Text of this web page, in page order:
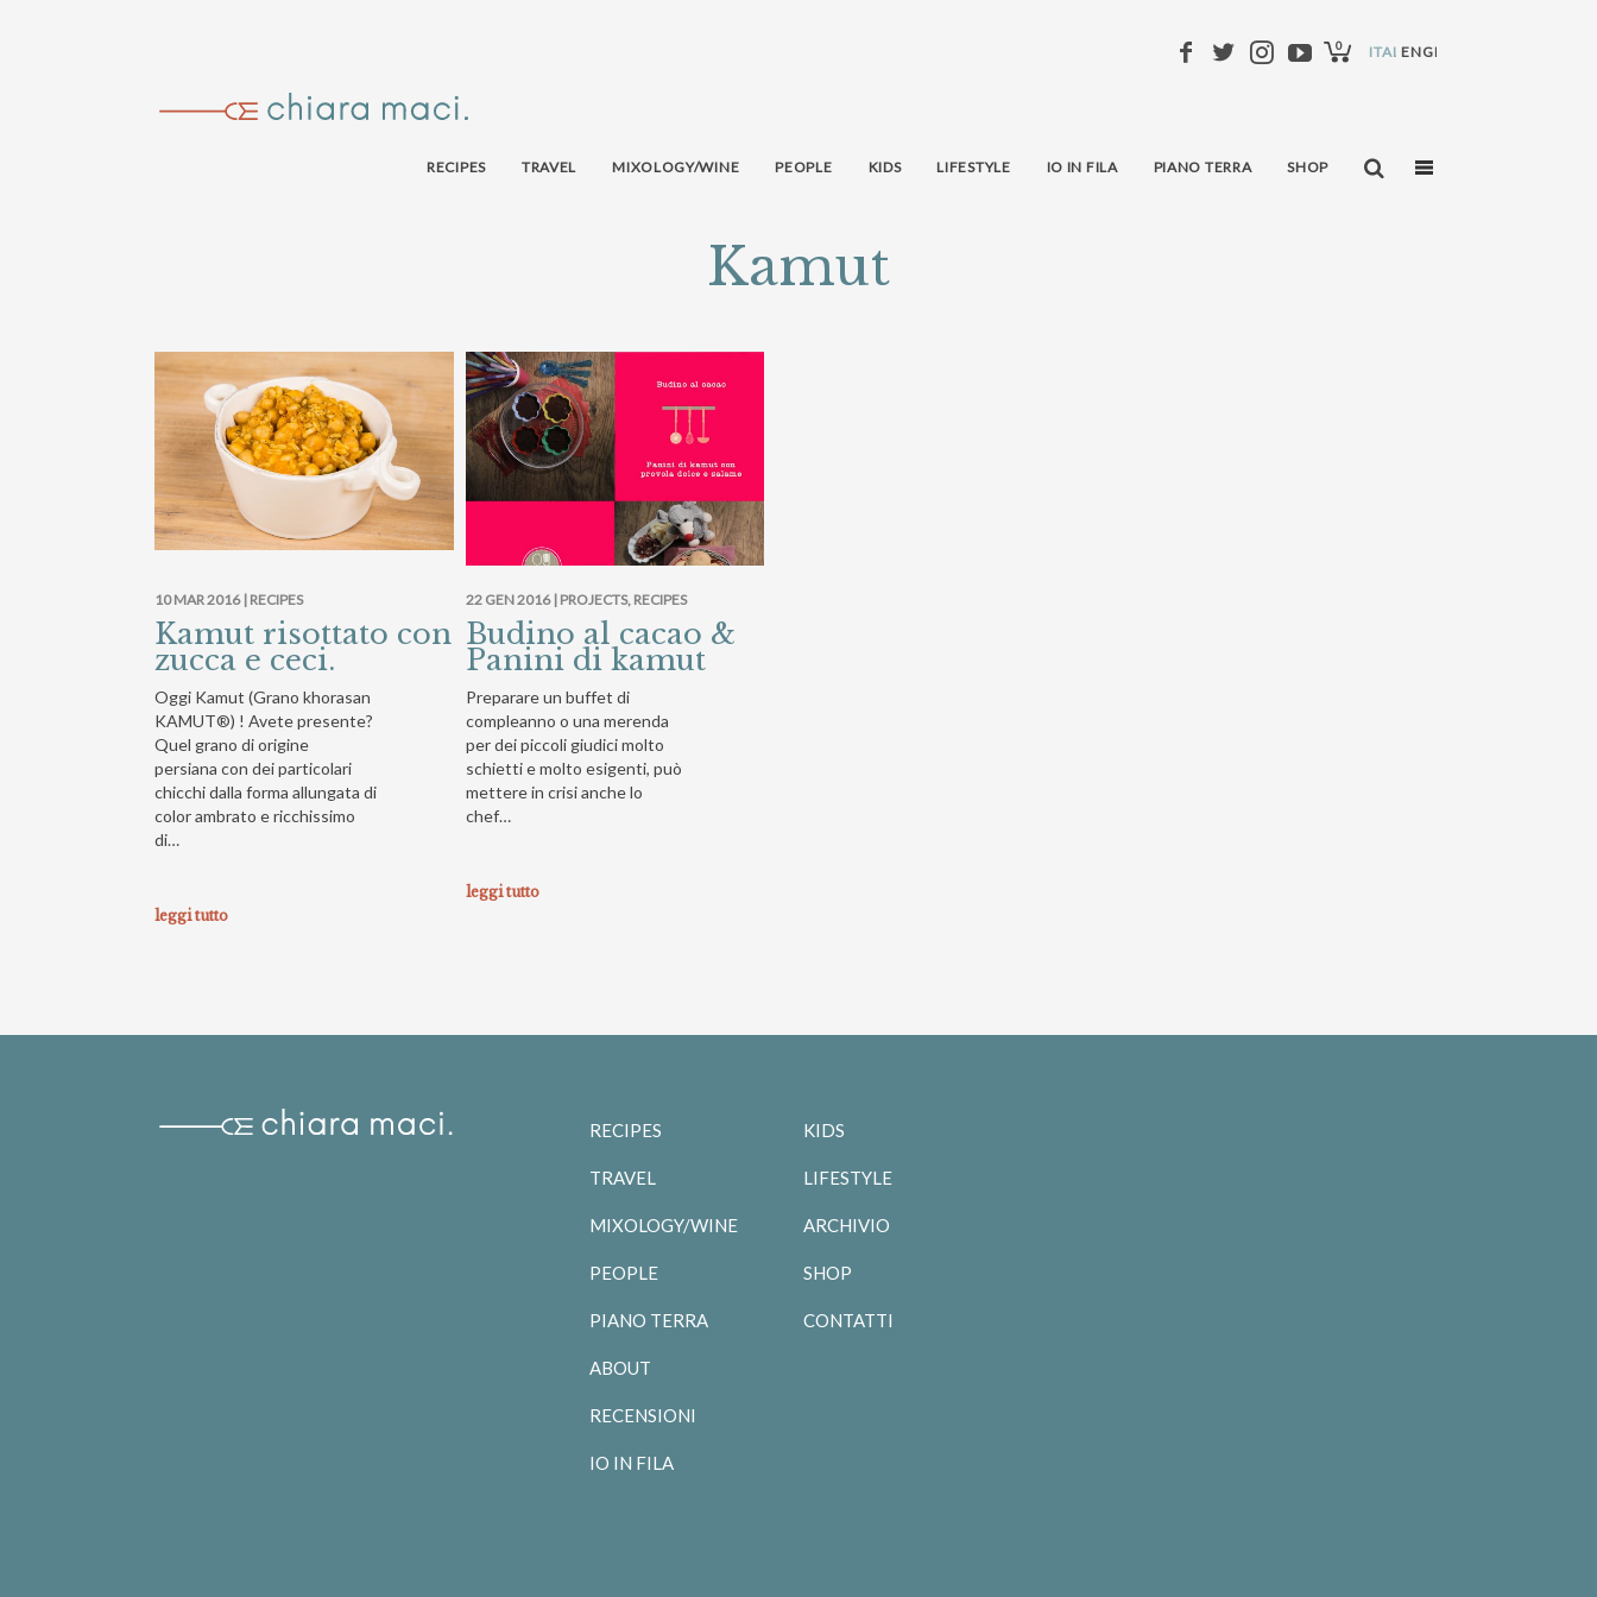
ITALIANO
ENGLISH
0
RECIPES TRAVEL MIXOLOGY/WINE PEOPLE KIDS LIFESTYLE IO IN FILA PIANO TERRA SHOP
Kamut
10 MAR 2016 | RECIPES
Kamut risottato con
zucca e ceci.
Oggi Kamut (Grano khorasan
KAMUT®) ! Avete presente?
Quel grano di origine
persiana con dei particolari
chicchi dalla forma allungata di
color ambrato e ricchissimo
di…
leggi tutto
22 GEN 2016 | PROJECTS, RECIPES
Budino al cacao &
Panini di kamut
Preparare un buffet di
compleanno o una merenda
per dei piccoli giudici molto
schietti e molto esigenti, può
mettere in crisi anche lo
chef…
leggi tutto
RECIPES
TRAVEL
MIXOLOGY/WINE
PEOPLE
PIANO TERRA
KIDS
LIFESTYLE
ARCHIVIO
SHOP
CONTATTI
ABOUT
RECENSIONI
IO IN FILA